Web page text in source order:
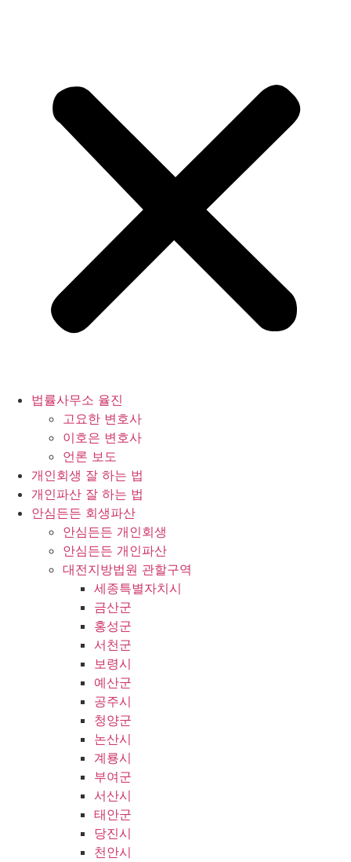
법률사무소 율진
고요한 변호사
이호은 변호사
언론 보도
개인회생 잘 하는 법
개인파산 잘 하는 법
안심든든 회생파산
안심든든 개인회생
안심든든 개인파산
대전지방법원 관할구역
세종특별자치시
금산군
홍성군
서천군
보령시
예산군
공주시
청양군
논산시
계룡시
부여군
서산시
태안군
당진시
천안시